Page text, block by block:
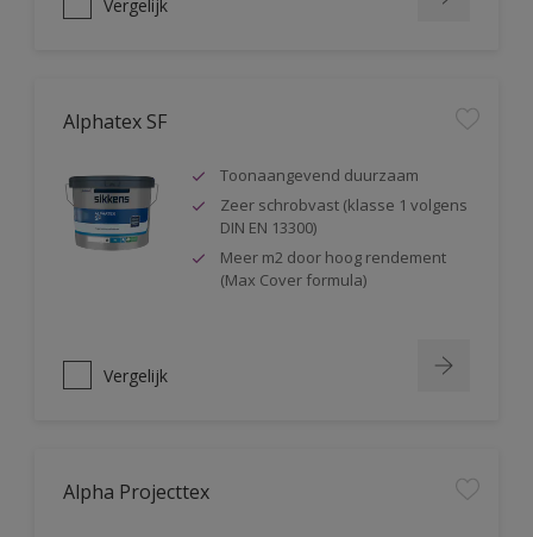
Vergelijk
Alphatex SF
Toonaangevend duurzaam
Zeer schrobvast (klasse 1 volgens
DIN EN 13300)
Meer m2 door hoog rendement
(Max Cover formula)
Vergelijk
Alpha Projecttex